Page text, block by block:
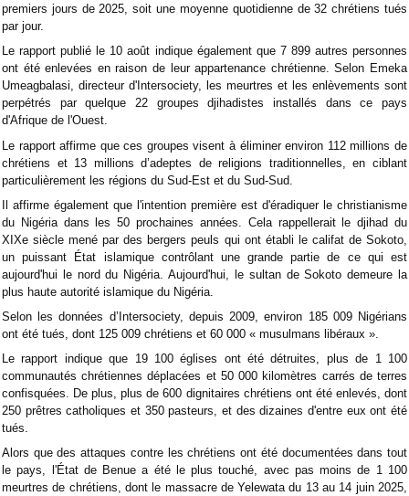
premiers jours de 2025, soit une moyenne quotidienne de 32 chrétiens tués
par jour.
Le rapport publié le 10 août indique également que 7 899 autres personnes
ont été enlevées en raison de leur appartenance chrétienne. Selon Emeka
Umeagbalasi, directeur d'Intersociety, les meurtres et les enlèvements sont
perpétrés par quelque 22 groupes djihadistes installés dans ce pays
d'Afrique de l'Ouest.
Le rapport affirme que ces groupes visent à éliminer environ 112 millions de
chrétiens et 13 millions d’adeptes de religions traditionnelles, en ciblant
particulièrement les régions du Sud-Est et du Sud-Sud.
Il affirme également que l'intention première est d'éradiquer le christianisme
du Nigéria dans les 50 prochaines années. Cela rappellerait le djihad du
XIXe siècle mené par des bergers peuls qui ont établi le califat de Sokoto,
un puissant État islamique contrôlant une grande partie de ce qui est
aujourd'hui le nord du Nigéria. Aujourd'hui, le sultan de Sokoto demeure la
plus haute autorité islamique du Nigéria.
Selon les données d’Intersociety, depuis 2009, environ 185 009 Nigérians
ont été tués, dont 125 009 chrétiens et 60 000 « musulmans libéraux ».
Le rapport indique que 19 100 églises ont été détruites, plus de 1 100
communautés chrétiennes déplacées et 50 000 kilomètres carrés de terres
confisquées. De plus, plus de 600 dignitaires chrétiens ont été enlevés, dont
250 prêtres catholiques et 350 pasteurs, et des dizaines d'entre eux ont été
tués.
Alors que des attaques contre les chrétiens ont été documentées dans tout
le pays, l'État de Benue a été le plus touché, avec pas moins de 1 100
meurtres de chrétiens, dont le massacre de Yelewata du 13 au 14 juin 2025,